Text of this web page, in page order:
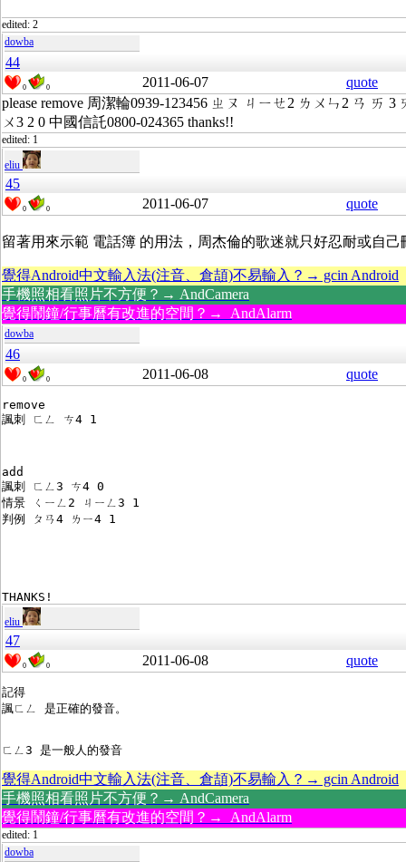
edited: 2
dowba
44
0 0 2011-06-07
quote
please remove 周潔輪0939-123456 ㄓㄡ ㄐㄧㄝ2 ㄌㄨㄣ2 ㄢ ㄞ 3
ㄨ3 2 0 中國信託0800-024365 thanks!!
edited: 1
eliu
45
0 0 2011-06-07 quote
留著用來示範 電話簿 的用法，周杰倫的歌迷就只好忍耐或自
覺得Android中文輸入法(注音、倉頡)不易輸入？→ gcin Android
手機照相看照片不方便？→ AndCamera
覺得鬧鐘/行事曆有改進的空間？→ AndAlarm
dowba
46
0 0 2011-06-08 quote
remove
諷刺 ㄈㄥ ㄘ4 1
add
諷刺 ㄈㄥ3 ㄘ4 0
情景 ㄑㄧㄥ2 ㄐㄧㄥ3 1
判例 ㄆㄢ4 ㄌㄧ4 1
THANKS!
eliu
47
0 0 2011-06-08 quote
記得
諷ㄈㄥ 是正確的發音。
ㄈㄥ3 是一般人的發音
覺得Android中文輸入法(注音、倉頡)不易輸入？→ gcin Android
手機照相看照片不方便？→ AndCamera
覺得鬧鐘/行事曆有改進的空間？→ AndAlarm
edited: 1
dowba